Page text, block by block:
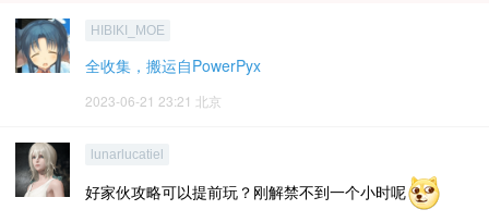
HIBIKI_MOE
全收集，搬运自PowerPyx
2023-06-21 23:21 北京
lunarlucatiel
好家伙攻略可以提前玩？刚解禁不到一个小时呢